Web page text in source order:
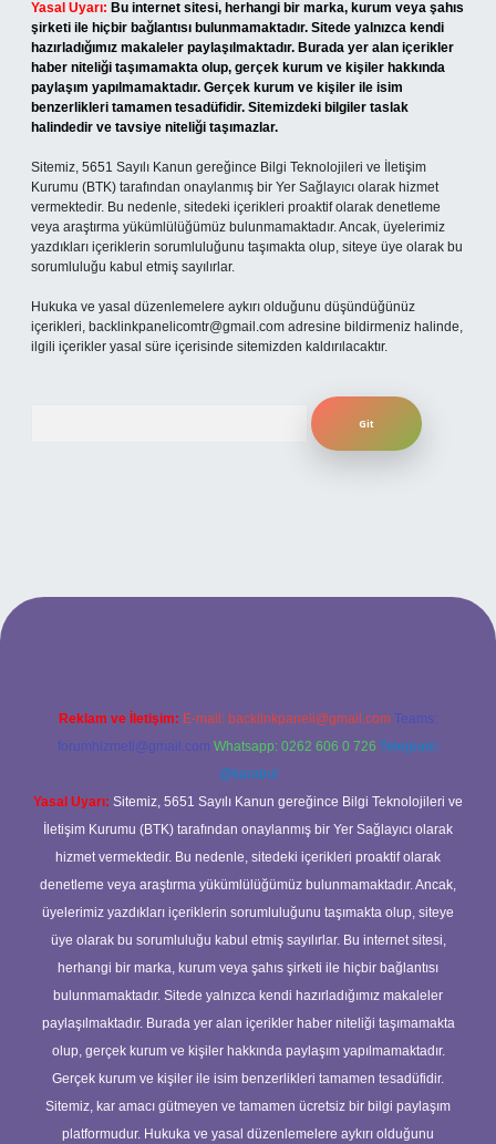
Yasal Uyarı: Bu internet sitesi, herhangi bir marka, kurum veya şahıs
şirketi ile hiçbir bağlantısı bulunmamaktadır. Sitede yalnızca kendi
hazırladığımız makaleler paylaşılmaktadır. Burada yer alan içerikler
haber niteliği taşımamakta olup, gerçek kurum ve kişiler hakkında
paylaşım yapılmamaktadır. Gerçek kurum ve kişiler ile isim
benzerlikleri tamamen tesadüfidir. Sitemizdeki bilgiler taslak
halindedir ve tavsiye niteliği taşımazlar.
Sitemiz, 5651 Sayılı Kanun gereğince Bilgi Teknolojileri ve İletişim
Kurumu (BTK) tarafından onaylanmış bir Yer Sağlayıcı olarak hizmet
vermektedir. Bu nedenle, sitedeki içerikleri proaktif olarak denetleme
veya araştırma yükümlülüğümüz bulunmamaktadır. Ancak, üyelerimiz
yazdıkları içeriklerin sorumluluğunu taşımakta olup, siteye üye olarak bu
sorumluluğu kabul etmiş sayılırlar.
Hukuka ve yasal düzenlemelere aykırı olduğunu düşündüğünüz
içerikleri, backlinkpanelicomtr@gmail.com adresine bildirmeniz halinde,
ilgili içerikler yasal süre içerisinde sitemizden kaldırılacaktır.
güncel giriş
Reklam ve İletişim: E-mail: backlinkpaneli@gmail.com Teams:
forumhizmeti@gmail.com Whatsapp: 0262 606 0 726 Telegram:
@karabul
Yasal Uyarı: Sitemiz, 5651 Sayılı Kanun gereğince Bilgi Teknolojileri ve
İletişim Kurumu (BTK) tarafından onaylanmış bir Yer Sağlayıcı olarak
hizmet vermektedir. Bu nedenle, sitedeki içerikleri proaktif olarak
denetleme veya araştırma yükümlülüğümüz bulunmamaktadır. Ancak,
üyelerimiz yazdıkları içeriklerin sorumluluğunu taşımakta olup, siteye
üye olarak bu sorumluluğu kabul etmiş sayılırlar. Bu internet sitesi,
herhangi bir marka, kurum veya şahıs şirketi ile hiçbir bağlantısı
bulunmamaktadır. Sitede yalnızca kendi hazırladığımız makaleler
paylaşılmaktadır. Burada yer alan içerikler haber niteliği taşımamakta
olup, gerçek kurum ve kişiler hakkında paylaşım yapılmamaktadır.
Gerçek kurum ve kişiler ile isim benzerlikleri tamamen tesadüfidir.
Sitemiz, kar amacı gütmeyen ve tamamen ücretsiz bir bilgi paylaşım
platformudur. Hukuka ve yasal düzenlemelere aykırı olduğunu